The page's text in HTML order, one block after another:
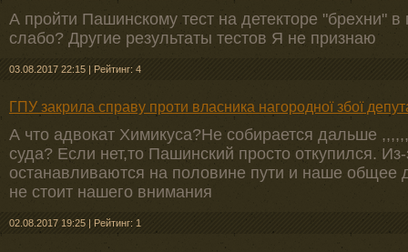
А пройти Пашинскому тест на детекторе "брехни"
слабо? Другие результаты тестов Я не признаю
03.08.2017 22:15 | Рейтинг: 4
ГПУ закрила справу проти власника нагородної збої
А что адвокат Химикуса?Не собирается дальше
суда? Если нет,то Пашинский просто откупился.
останавливаются на половине пути и наше общее
не стоит нашего внимания
02.08.2017 19:25 | Рейтинг: 1